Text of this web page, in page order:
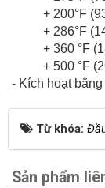
+ 200°F
+ 286°F
+ 360 °F
+ 500 °F
- Kích hoạt
Từ khóa:
Sản phẩm